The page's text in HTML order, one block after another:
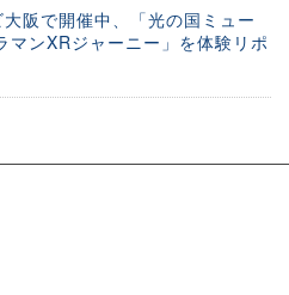
大阪で開催中、「光の国ミュー
マンXRジャーニー」を体験リポ